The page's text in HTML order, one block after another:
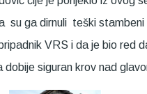
su ga dirnuli teški stambeni
VRS i da je bio red
dobije siguran krov nad